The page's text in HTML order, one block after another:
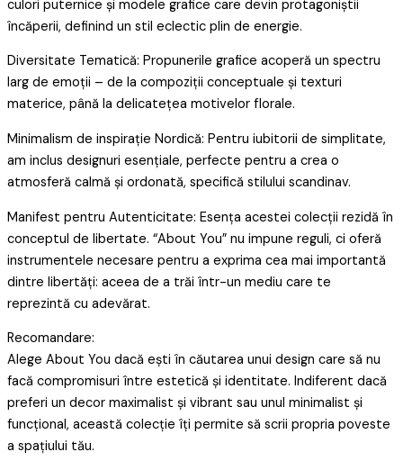
culori puternice și modele grafice care devin protagoniștii
încăperii, definind un stil eclectic plin de energie.
Diversitate Tematică: Propunerile grafice acoperă un spectru
larg de emoții – de la compoziții conceptuale și texturi
materice, până la delicatețea motivelor florale.
Minimalism de inspirație Nordică: Pentru iubitorii de simplitate,
am inclus designuri esențiale, perfecte pentru a crea o
atmosferă calmă și ordonată, specifică stilului scandinav.
Manifest pentru Autenticitate: Esența acestei colecții rezidă în
conceptul de libertate. “About You” nu impune reguli, ci oferă
instrumentele necesare pentru a exprima cea mai importantă
dintre libertăți: aceea de a trăi într-un mediu care te
reprezintă cu adevărat.
Recomandare:
Alege About You dacă ești în căutarea unui design care să nu
facă compromisuri între estetică și identitate. Indiferent dacă
preferi un decor maximalist și vibrant sau unul minimalist și
funcțional, această colecție îți permite să scrii propria poveste
a spațiului tău.